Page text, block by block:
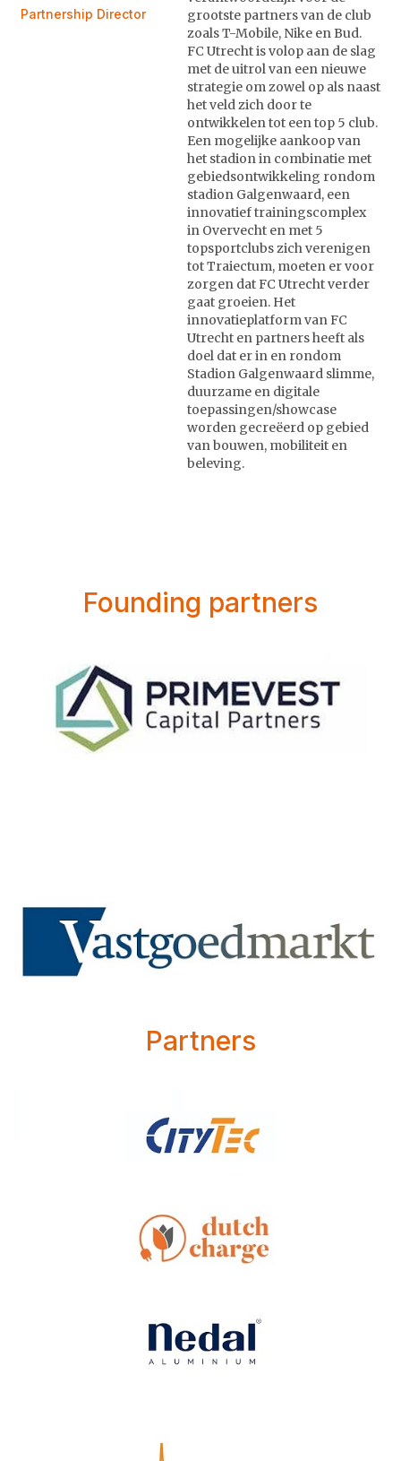
Partnership Director
grootste partners van de club
zoals T-Mobile, Nike en Bud.
FC Utrecht is volop aan de slag
met de uitrol van een nieuwe
strategie om zowel op als naast
het veld zich door te
ontwikkelen tot een top 5 club.
Een mogelijke aankoop van
het stadion in combinatie met
gebiedsontwikkeling rondom
stadion Galgenwaard, een
innovatief trainingscomplex
in Overvecht en met 5
topsportclubs zich verenigen
tot Traiectum, moeten er voor
zorgen dat FC Utrecht verder
gaat groeien. Het
innovatieplatform van FC
Utrecht en partners heeft als
doel dat er in en rondom
Stadion Galgenwaard slimme,
duurzame en digitale
toepassingen/showcase
worden gecreëerd op gebied
van bouwen, mobiliteit en
beleving.
Founding partners
Partners